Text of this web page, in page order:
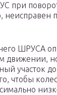
при
неисправен
ШРУСА
движении,
участок
чтобы